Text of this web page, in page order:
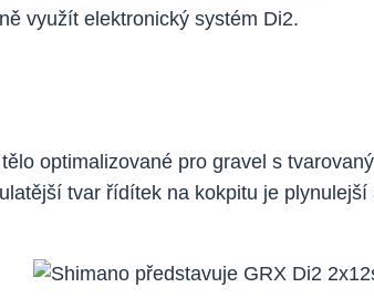
využít elektronický systém Di2.
optimalizované pro gravel s
tvar řídítek na kokpitu je